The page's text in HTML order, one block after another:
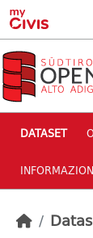
Skip to main
DATASET